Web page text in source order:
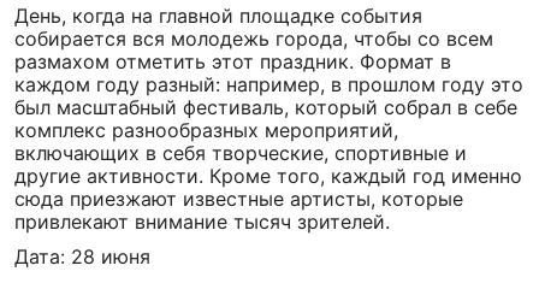
День, когда на главной площадке события
собирается вся молодежь города, чтобы со всем
размахом отметить этот праздник. Формат в
каждом году разный: например, в прошлом году это
был масштабный фестиваль, который собрал в себе
комплекс разнообразных мероприятий,
включающих в себя творческие, спортивные и
другие активности. Кроме того, каждый год именно
сюда приезжают известные артисты, которые
привлекают внимание тысяч зрителей.
Дата: 28 июня